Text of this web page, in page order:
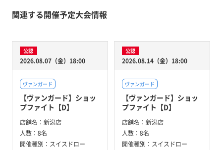
関連する開催予定大会情報
公認
2026.08.07（金）18:00
ヴァンガード
【ヴァンガード】ショッ
プファイト【D】
店舗名： 新潟店
人数： 8名
開催種別： スイスドロー
公認
2026.08.14（金）18:00
ヴァンガード
【ヴァンガード】ショッ
プファイト【D】
店舗名： 新潟店
人数： 8名
開催種別： スイスドロー